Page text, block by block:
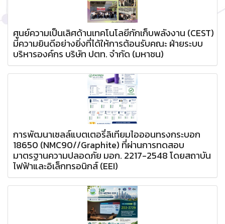
ศูนย์ความเป็นเลิศด้านเทคโนโลยีกักเก็บพลังงาน (CEST)
มีความยินดีอย่างยิ่งที่ได้ให้การต้อนรับคณะ ฝ่ายระบบ
บริหารองค์กร บริษัท ปตท. จำกัด (มหาชน)
การพัฒนาเซลล์แบตเตอรี่ลิเทียมไอออนทรงกระบอก
18650 (NMC90//Graphite) ที่ผ่านการทดสอบ
มาตรฐานความปลอดภัย มอก. 2217-2548 โดยสถาบัน
ไฟฟ้าและอิเล็กทรอนิกส์ (EEI)